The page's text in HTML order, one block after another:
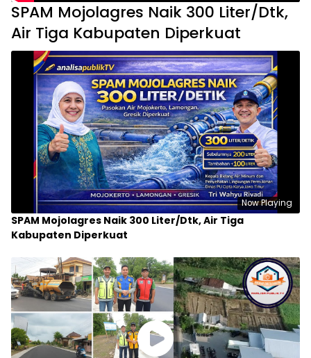
SPAM Mojolagres Naik 300 Liter/Dtk,
Air Tiga Kabupaten Diperkuat
Now Playing
SPAM Mojolagres Naik 300 Liter/Dtk, Air Tiga
Kabupaten Diperkuat